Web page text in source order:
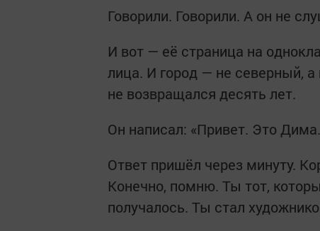
Говорили. Говорили. А он не
И вот — её страница на
лица. И город — не северный, а
не возвращался десять лет.
Он написал: «Привет. Это
Ответ пришёл через минуту.
Конечно, помню. Ты тот,
получалось. Ты стал